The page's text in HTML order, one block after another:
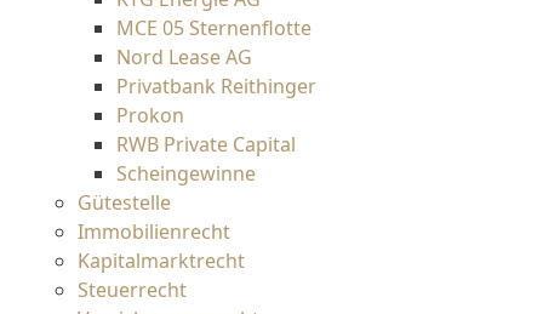
MCE 05 Sternenflotte
Nord Lease AG
Privatbank Reithinger
Prokon
RWB Private Capital
Scheingewinne
Gütestelle
Immobilienrecht
Kapitalmarktrecht
Steuerrecht